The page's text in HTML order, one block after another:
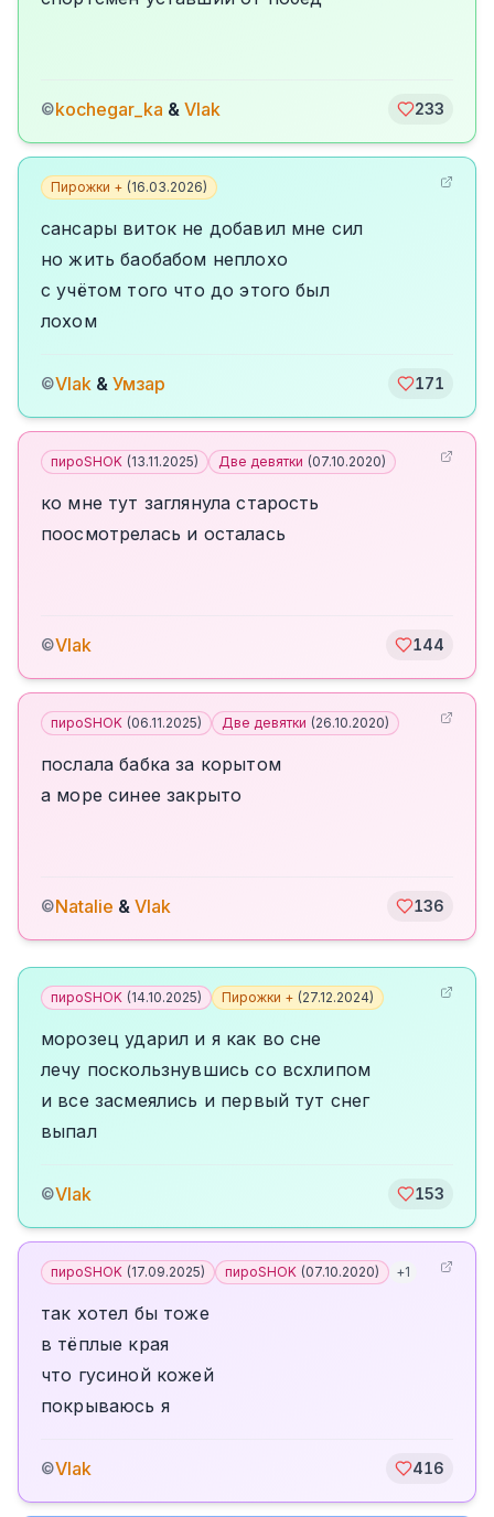
©kochegar_ka & Vlak 233
Пирожки + (16.03.2026)
сансары виток не добавил мне сил
но жить баобабом неплохо
с учётом того что до этого был
лохом
©Vlak & Умзар 171
пироSHOK (13.11.2025) Две девятки (07.10.2020)
ко мне тут заглянула старость
поосмотрелась и осталась
©Vlak 144
пироSHOK (06.11.2025) Две девятки (26.10.2020)
послала бабка за корытом
а море синее закрыто
©Natalie & Vlak 136
пироSHOK (14.10.2025) Пирожки + (27.12.2024)
морозец ударил и я как во сне
лечу поскользнувшись со всхлипом
и все засмеялись и первый тут снег
выпал
©Vlak 153
пироSHOK (17.09.2025) пироSHOK (07.10.2020) +1
так хотел бы тоже
в тёплые края
что гусиной кожей
покрываюсь я
©Vlak 416